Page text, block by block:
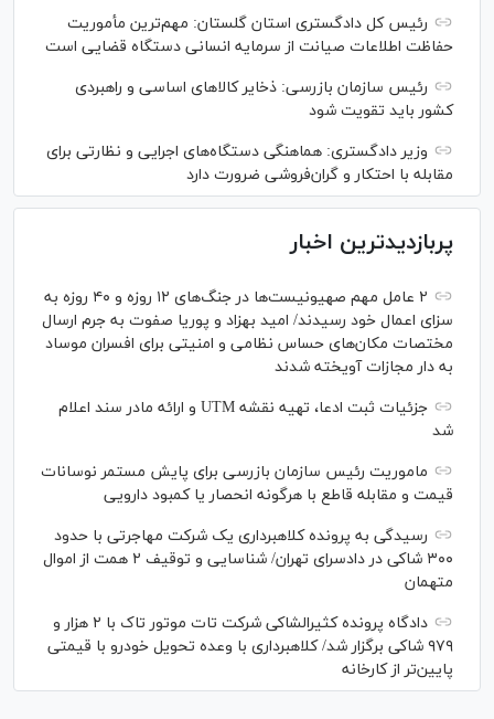
رئیس کل دادگستری استان گلستان: مهم‌ترین مأموریت
حفاظت اطلاعات صیانت از سرمایه انسانی دستگاه قضایی است
رئیس سازمان بازرسی: ذخایر کالاهای اساسی و راهبردی
کشور باید تقویت شود
وزیر دادگستری: هماهنگی دستگاه‌های اجرایی و نظارتی برای
مقابله با احتکار و گران‌فروشی ضرورت دارد
پربازدیدترین اخبار
۲ عامل مهم صهیونیست‌ها در جنگ‌های ۱۲ روزه و ۴۰ روزه به
سزای اعمال خود رسیدند/ امید بهزاد و پوریا صفوت به جرم ارسال
مختصات مکان‌های حساس نظامی و امنیتی برای افسران موساد
به دار مجازات آویخته شدند
جزئیات ثبت ادعا، تهیه نقشه UTM و ارائه مادر سند اعلام
شد
ماموریت رئیس سازمان بازرسی برای پایش مستمر نوسانات
قیمت و مقابله قاطع با هرگونه انحصار یا کمبود دارویی
رسیدگی به پرونده کلاهبرداری یک شرکت مهاجرتی با حدود
۳۰۰ شاکی در دادسرای تهران/ شناسایی و توقیف ۲ همت از اموال
متهمان
دادگاه پرونده کثیرالشاکی شرکت تات موتور تاک با ۲ هزار و
۹۷۹ شاکی برگزار شد/ کلاهبرداری با وعده تحویل خودرو با قیمتی
پایین‌تر از کارخانه